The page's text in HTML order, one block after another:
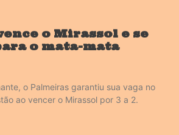
o Mirassol e se
o mata-mata
o Palmeiras garantiu sua vaga no
ao vencer o Mirassol por 3 a 2.